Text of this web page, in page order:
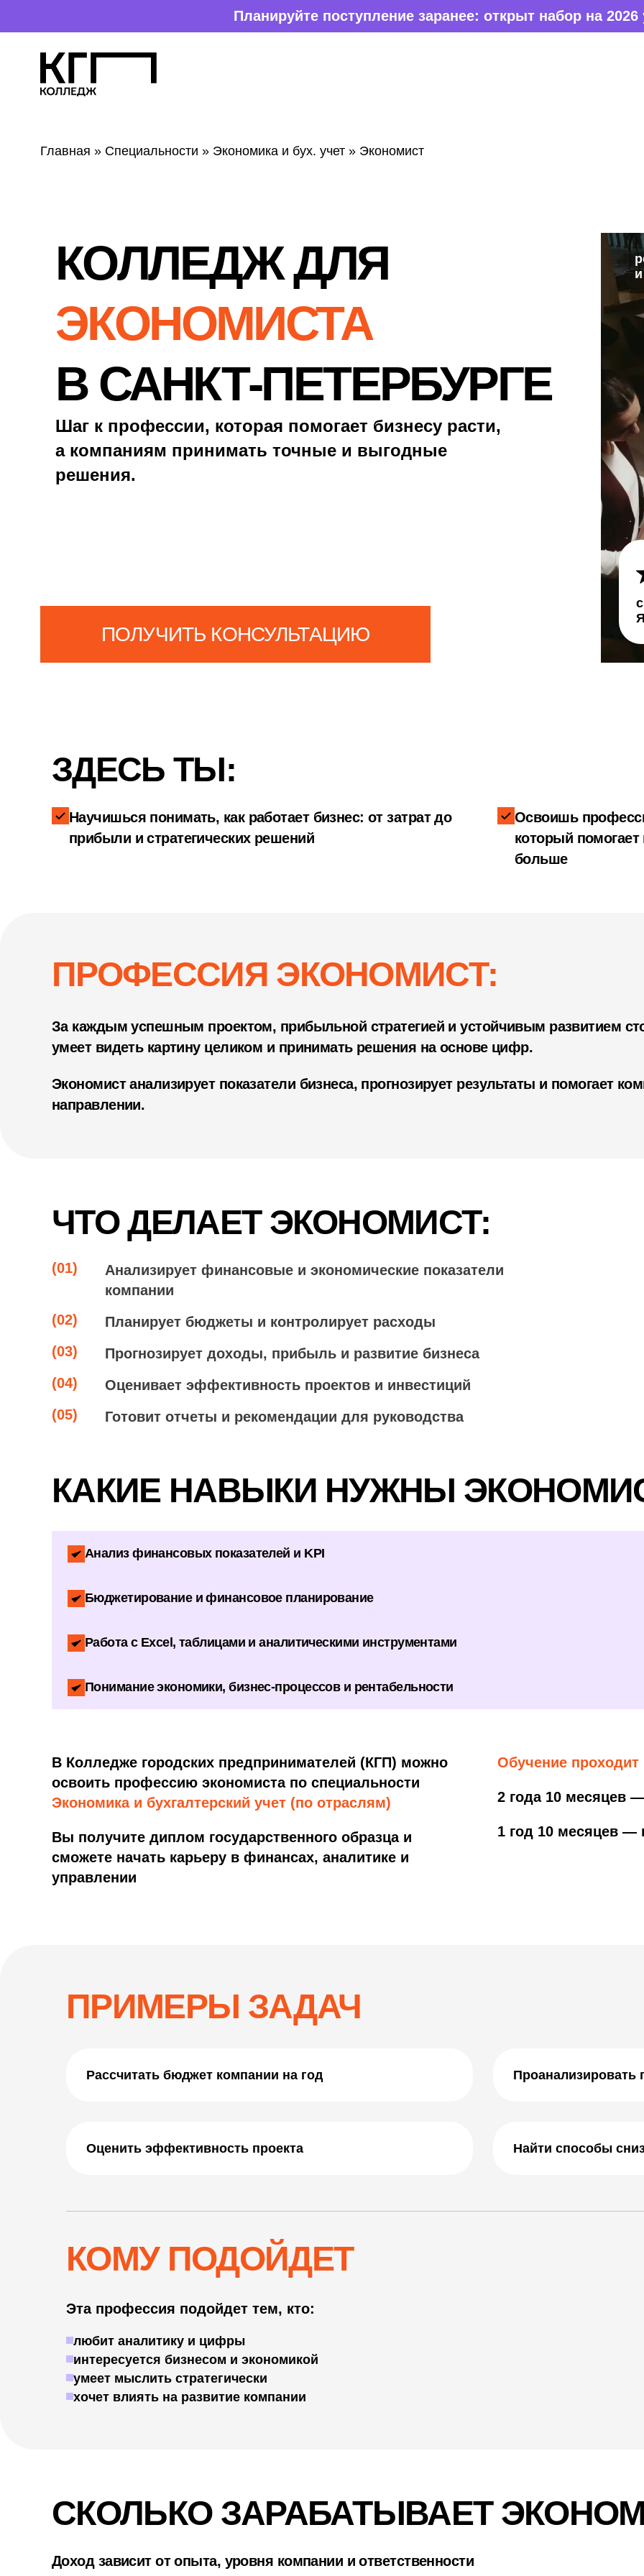
Планируйте поступление заранее: открыт набор на 2026 учебный год
В САНКТ-ПЕТЕРБУРГЕ
Шаг к профессии, которая помогает бизнесу расти,
а компаниям принимать точные и выгодные
решения.
ПОЛУЧИТЬ КОНСУЛЬТАЦИЮ
средняя оценка на платформах:
ЗДЕСЬ ТЫ:
Научишься понимать, как работает бизнес: от затрат до
прибыли и стратегических решений
Освоишь
который
больше
ПРОФЕССИЯ ЭКОНОМИСТ:
За каждым успешным проектом, прибыльной стратегией и устойчивым развитием
умеет видеть картину целиком и принимать решения на основе цифр.
Экономист анализирует показатели бизнеса, прогнозирует результаты и помогает
направлении.
ЧТО ДЕЛАЕТ ЭКОНОМИСТ:
(01)
Анализирует финансовые и экономические показатели
компании
(02)
Планирует бюджеты и контролирует расходы
(03)
Прогнозирует доходы, прибыль и развитие бизнеса
(04)
Оценивает эффективность проектов и инвестиций
(05)
Готовит отчеты и рекомендации для руководства
КАКИЕ НАВЫКИ НУЖНЫ
Анализ финансовых показателей и KPI
Бюджетирование и финансовое планирование
Работа с Excel, таблицами и аналитическими инструментами
Понимание экономики, бизнес-процессов и рентабельности
В Колледже городских предпринимателей (КГП) можно
освоить профессию экономиста по специальности
Экономика и бухгалтерский учет (по отраслям)
Вы получите диплом государственного образца и
сможете начать карьеру в финансах, аналитике и
управлении
Обучение
2 года 10 месяцев
1 год 10 месяцев —
ПРИМЕРЫ ЗАДАЧ
Рассчитать бюджет компании на год Проанализировать
Оценить эффективность проекта Найти способы
КОМУ ПОДОЙДЕТ
Эта профессия подойдет тем, кто:
любит аналитику и цифры
интересуется бизнесом и экономикой
умеет мыслить стратегически
хочет влиять на развитие компании
СКОЛЬКО ЗАРАБАТЫВАЕТ
Доход зависит от опыта, уровня компании и ответственности